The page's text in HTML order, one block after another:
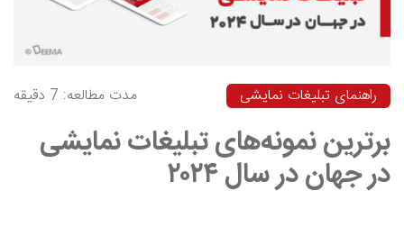
راهنمای تبلیغات نمایشی مدت مطالعه: 7 دقیقه
برترین نمونه‌های تبلیغات نمایشی
در جهان در سال ۲۰۲۴